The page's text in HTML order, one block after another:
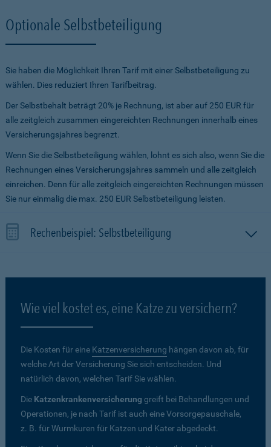
Optionale Selbstbeteiligung
Sie haben die Möglichkeit Ihren Tarif mit einer Selbstbeteiligung zu
wählen. Dies reduziert Ihren Tarifbeitrag.
Der Selbstbehalt beträgt 20% je Rechnung, ist aber auf 250 EUR für
alle zeitgleich zusammen eingereichten Rechnungen innerhalb eines
Versicherungsjahres begrenzt.
Wenn Sie die Selbstbeteiligung wählen, lohnt es sich also, wenn Sie die
Rechnungen eines Versicherungsjahres sammeln und alle zeitgleich
einreichen. Denn für alle zeitgleich eingereichten Rechnungen müssen
Sie nur einmalig die max. 250 EUR Selbstbeteiligung leisten.
Rechenbeispiel: Selbstbeteiligung
Wie viel kostet es, eine Katze zu versichern?
Die Kosten für eine Katzenversicherung hängen davon ab, für
welche Art der Versicherung Sie sich entscheiden. Und
natürlich davon, welchen Tarif Sie wählen.
Die Katzenkrankenversicherung greift bei Behandlungen und
Operationen, je nach Tarif ist auch eine Vorsorgepauschale,
z. B. für Wurmkuren für Katzen und Kater abgedeckt.